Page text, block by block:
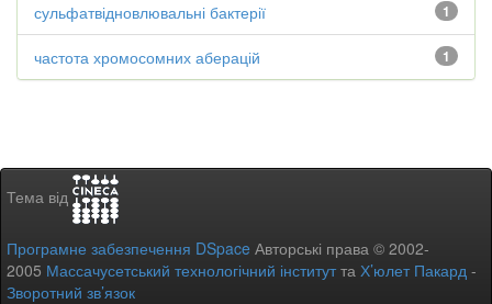
1
сульфатвідновлювальні бактерії
1
частота хромосомних аберацій
Тема від
Програмне забезпечення DSpace Авторські права © 2002-
2005 Массачусетський технологічний інститутта Х’юлет Пакард -
Зворотний зв’язок